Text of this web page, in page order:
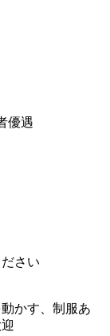
優遇
さい
かす、制服あ